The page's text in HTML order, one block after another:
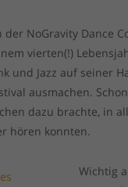
NoGravity Dance
vierten(!)
und Jazz auf seiner
ausmachen.
dazu brachte, in
hören konnten.
Wichtig